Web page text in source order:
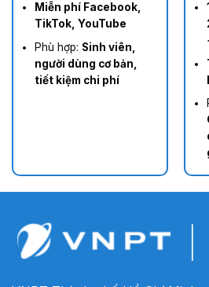
Miễn phí Facebook,
TikTok, YouTube
Phù hợp: Sinh viên,
người dùng cơ bản,
tiết kiệm chi phí